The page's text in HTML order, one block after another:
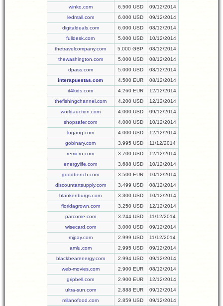
winko.com
6.500 USD
09/12/2014
ledmall.com
6.000 USD
09/12/2014
digitaldeals.com
6.000 USD
08/12/2014
fulldesk.com
5.000 USD
10/12/2014
thetravelcompany.com
5.000 GBP
08/12/2014
thewashington.com
5.000 USD
08/12/2014
dpass.com
5.000 USD
08/12/2014
interapuestas.com
4.500 EUR
08/12/2014
it4kids.com
4.260 EUR
12/12/2014
thefishingchannel.com
4.200 USD
12/12/2014
worldauction.com
4.000 USD
09/12/2014
shopsafer.com
4.000 USD
10/12/2014
lugang.com
4.000 USD
12/12/2014
gobinary.com
3.995 USD
11/12/2014
remicro.com
3.700 USD
12/12/2014
energylife.com
3.688 USD
10/12/2014
goodbench.com
3.500 EUR
10/12/2014
discountartsupply.com
3.499 USD
08/12/2014
blankenburgs.com
3.300 USD
10/12/2014
floridagrown.com
3.250 USD
12/12/2014
parcome.com
3.244 USD
11/12/2014
wisecard.com
3.000 USD
09/12/2014
mjpay.com
2.999 USD
11/12/2014
amlu.com
2.995 USD
09/12/2014
blackbearenergy.com
2.994 USD
09/12/2014
web-movies.com
2.900 EUR
08/12/2014
gripbell.com
2.900 EUR
12/12/2014
ultra-sun.com
2.888 EUR
09/12/2014
milanofood.com
2.859 USD
09/12/2014